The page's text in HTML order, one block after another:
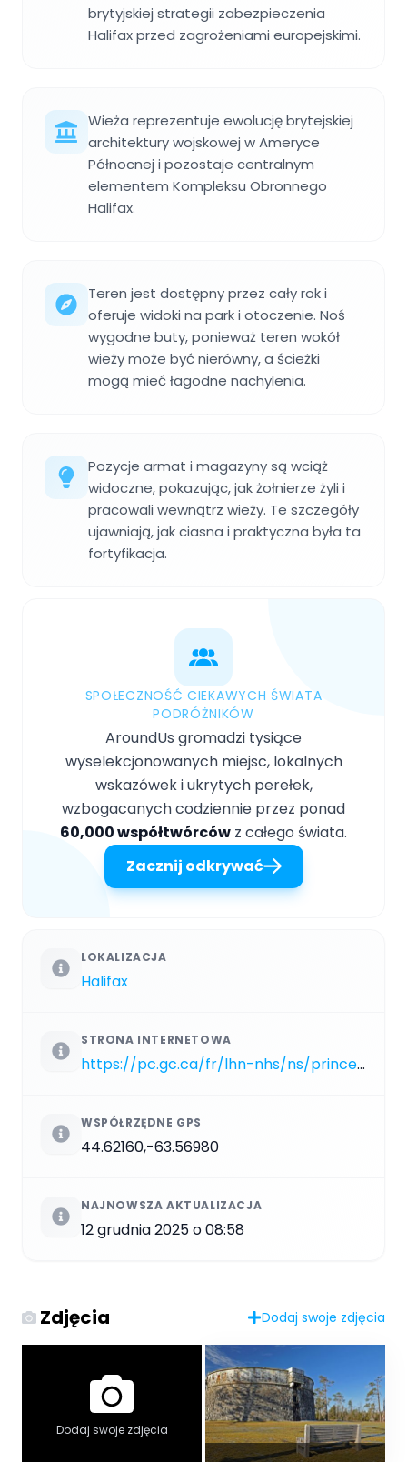
brytyjskiej strategii zabezpieczenia
Halifax przed zagrożeniami europejskimi.
Wieża reprezentuje ewolucję brytejskiej
architektury wojskowej w Ameryce
Północnej i pozostaje centralnym
elementem Kompleksu Obronnego
Halifax.
Teren jest dostępny przez cały rok i
oferuje widoki na park i otoczenie. Noś
wygodne buty, ponieważ teren wokół
wieży może być nierówny, a ścieżki
mogą mieć łagodne nachylenia.
Pozycje armat i magazyny są wciąż
widoczne, pokazując, jak żołnierze żyli i
pracowali wewnątrz wieży. Te szczegóły
ujawniają, jak ciasna i praktyczna była ta
fortyfikacja.
SPOŁECZNOŚĆ CIEKAWYCH ŚWIATA
PODRÓŻNIKÓW
AroundUs gromadzi tysiące
wyselekcjonowanych miejsc, lokalnych
wskazówek i ukrytych perełek,
wzbogacanych codziennie przez ponad
60,000 współtwórców z całego świata.
Zacznij odkrywać
LOKALIZACJA
Halifax
STRONA INTERNETOWA
https://pc.gc.ca/fr/lhn-nhs/ns/prince/index
WSPÓŁRZĘDNE GPS
44.62160,-63.56980
NAJNOWSZA AKTUALIZACJA
12 grudnia 2025 o 08:58
Zdjęcia Dodaj swoje zdjęcia
Dodaj swoje zdjęcia